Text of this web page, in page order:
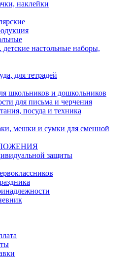
наклейки
настольные наборы,
для тетрадей
школьников и дошкольников
для письма и черчения
посуда и техника
мешки и сумки для сменной
защиты